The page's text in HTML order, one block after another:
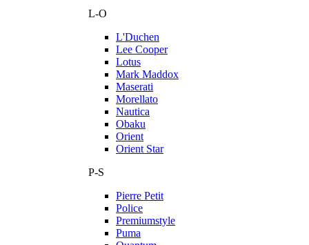
L-O
L'Duchen
Lee Cooper
Lotus
Mark Maddox
Maserati
Morellato
Nautica
Obaku
Orient
Orient Star
P-S
Pierre Petit
Police
Premiumstyle
Puma